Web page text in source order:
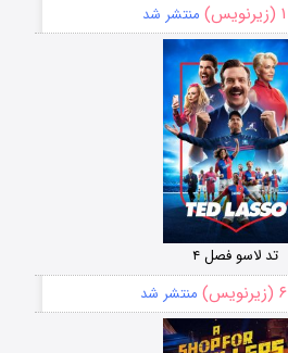
۱ (زیرنویس) منتشر شد
تد لاسو فصل ۴
۶ (زیرنویس) منتشر شد